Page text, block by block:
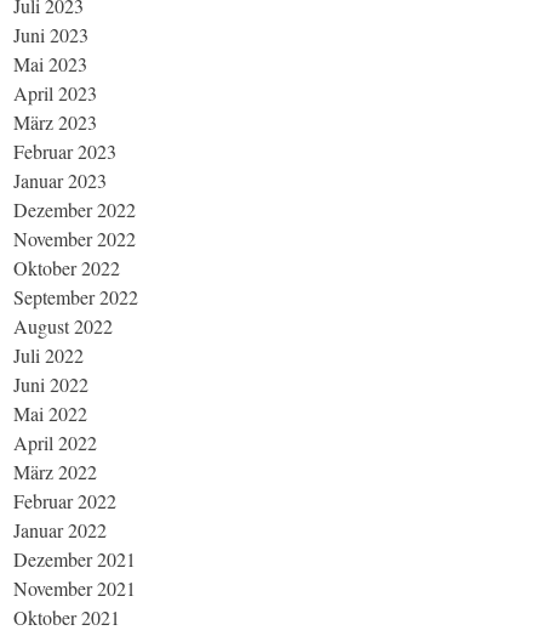
Juni 2023
Mai 2023
April 2023
März 2023
Februar 2023
Januar 2023
Dezember 2022
November 2022
Oktober 2022
September 2022
August 2022
Juli 2022
Juni 2022
Mai 2022
April 2022
März 2022
Februar 2022
Januar 2022
Dezember 2021
November 2021
Oktober 2021